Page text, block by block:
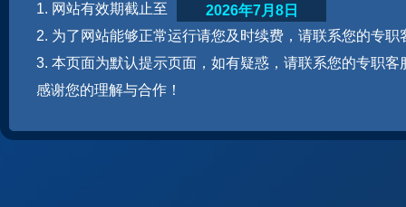
1. 网站有效期截止至
2. 为了网站能够正常运行请您及时续费，请联系您的专职
3. 本页面为默认提示页面，如有疑惑，请联系您的专职客
感谢您的理解与合作！
2026年7月8日